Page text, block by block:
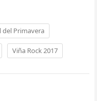
del Primavera
Viña Rock 2017